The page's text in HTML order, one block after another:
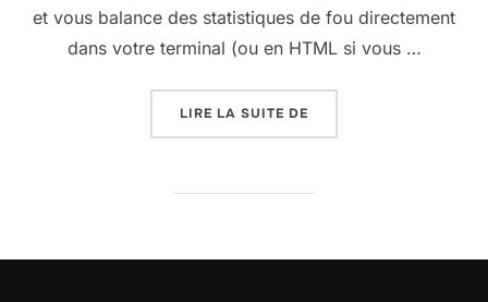
et vous balance des statistiques de fou directement
dans votre terminal (ou en HTML si vous …
LIRE LA SUITE DE